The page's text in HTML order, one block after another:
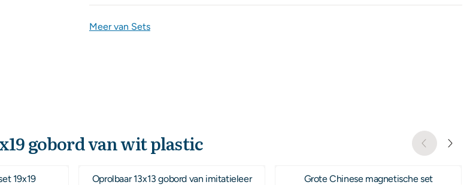
Meer van Sets
gobord van wit plastic
19x19 Oprolbaar 13x13 gobord van imitatieleer
Grote Chinese magnetische set